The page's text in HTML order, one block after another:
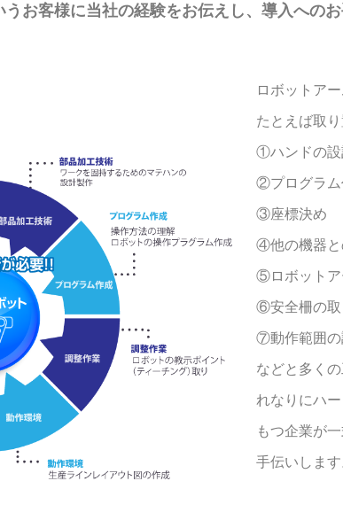
お客様に当社の経験をお伝えし、導入への
ロボットア
たとえば取
①ハンドの設
②プログラム
③座標決め
④他の機器と
⑤ロボットア
⑥安全柵の取
⑦動作範囲の
などと多く
れなりにハ
もつ企業が
手伝いします